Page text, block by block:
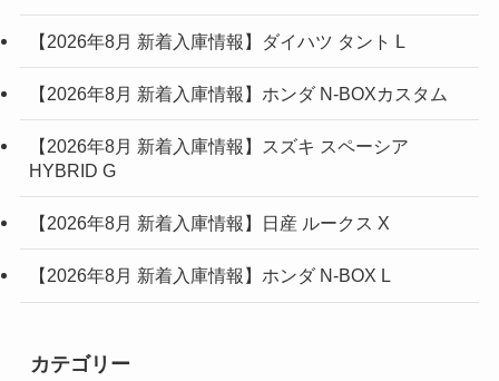
【2026年8月 新着入庫情報】ダイハツ タント L
【2026年8月 新着入庫情報】ホンダ N-BOXカスタム
【2026年8月 新着入庫情報】スズキ スペーシア
HYBRID G
【2026年8月 新着入庫情報】日産 ルークス X
【2026年8月 新着入庫情報】ホンダ N-BOX L
カテゴリー